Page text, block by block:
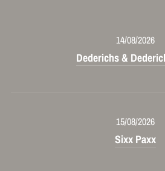
14/08/2026
Dederichs &
15/08/2026
Sixx Paxx